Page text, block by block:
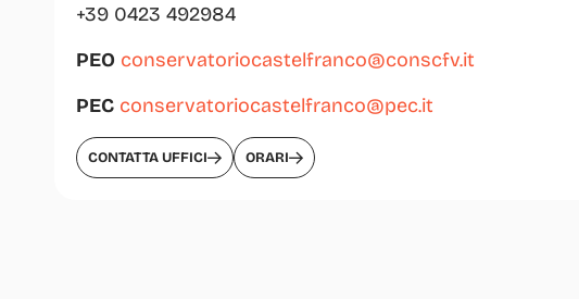
+39 0423 492984
PEO conservatoriocastelfranco@conscfv.it
PEC conservatoriocastelfranco@pec.it
CONTATTA UFFICI ORARI